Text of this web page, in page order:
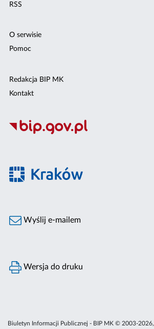
RSS
O serwisie
Pomoc
Redakcja BIP MK
Kontakt
Wyślij e-mailem
Wersja do druku
Biuletyn Informacji Publicznej - BIP MK © 2003-2026,